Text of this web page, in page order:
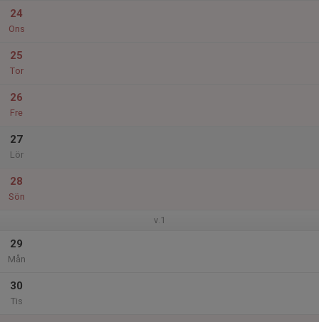
24
Ons
25
Tor
26
Fre
27
Lör
28
Sön
v.1
29
Mån
30
Tis